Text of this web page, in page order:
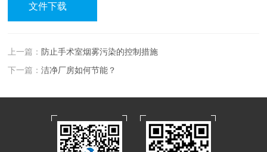
文件下载
上一篇： 防止手术室烟雾污染的控制措施
下一篇：洁净厂房如何节能？